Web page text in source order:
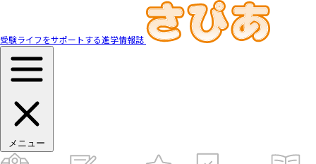
受験ライフをサポートする進学情報誌
メニュー